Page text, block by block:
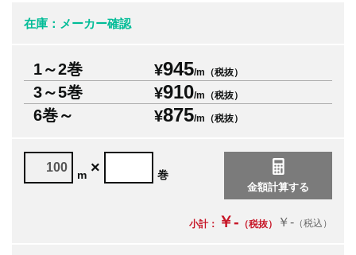
在庫：メーカー確認
1～2巻 ¥945/m（税抜）
3～5巻 ¥910/m（税抜）
6巻～ ¥875/m（税抜）
m × 巻
小計： ￥- （税抜） ￥- （税込）